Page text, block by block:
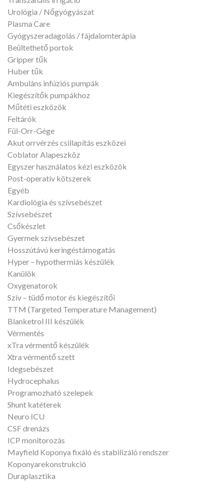
Urológia / Nőgyógyászat
Plasma Care
Gyógyszeradagolás / fájdalomterápia
Beültethető portok
Gripper tűk
Huber tűk
Ambuláns infúziós pumpák
Kiegészítők pumpákhoz
Műtéti eszközök
Feltárók
Fül-Orr-Gége
Akut orrvérzés csillapítás eszközei
Coblator Alapeszköz
Egyszer használatos kézi eszközök
Post-operatív kötszerek
Egyéb
Kardiológia és szívsebészet
Szívsebészet
Csőkészlet
Gyermek szívsebészet
Hosszútávú keringéstámogatás
Hyper – hypothermiás készülék
Kanülök
Oxygenatorok
Szív – tüdő motor és kiegészítői
TTM (Targeted Temperature Management)
Blanketrol III készülék
Vérmentés
xTra vérmentő készülék
Xtra vérmentő szett
Idegsebészet
Hydrocephalus
Programozható szelepek
Shunt katéterek
Neuro ICU
CSF drenázs
ICP monitorozás
Mayfield Koponya fixáló és stabilizáló rendszer
Koponyarekonstrukció
Duraplasztika